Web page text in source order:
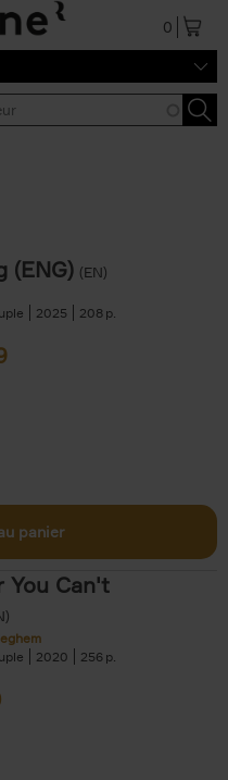
0
(ENG) (EN)
2025 208
panier
You Can't
2020 256